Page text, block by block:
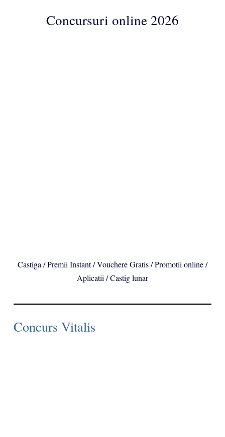
ConcursuriConcursuri online 2026
Castiga / Premii Instant / Vouchere Gratis / Promotii online /
Aplicatii / Castig lunar
Concurs Vitalis